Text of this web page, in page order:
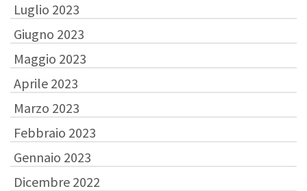
Luglio 2023
Giugno 2023
Maggio 2023
Aprile 2023
Marzo 2023
Febbraio 2023
Gennaio 2023
Dicembre 2022